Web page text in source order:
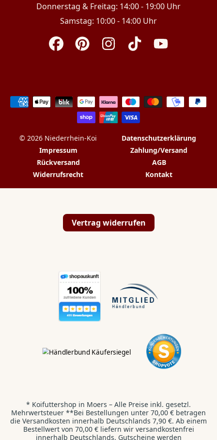
Donnerstag & Freitag: 14:00 - 19:00 Uhr
Samstag: 10:00 - 14:00 Uhr
FacebookPinterest InstagramTikTok YouTube
Zahlungsarten
© 2026 Niederrhein-Koi
Datenschutzerklärung
Impressum
Zahlung/Versand
Rückversand
AGB
Widerrufsrecht
Kontakt
Vertrag widerrufen
* Koifuttershop in Moers – Alle Preise inkl. gesetzl.
Mehrwertsteuer **Bei Bestellungen unter 70,00 € betragen
die Versandkosten innerhalb Deutschlands 7,90 €. Ab einem
Bestellwert von 70,00 € liefern wir versandkostenfrei
innerhalb Deutschlands. Gutscheine werden
Hallo Koi & Teich
Liebhaber,
Kontaktiert uns direkt:
✉️ Kontaktformular
Wir freuen uns auf deine E-Mail.